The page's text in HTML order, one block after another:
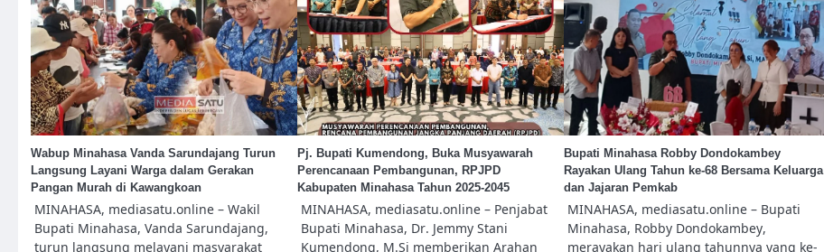
Wabup Minahasa Vanda Sarundajang Turun
Langsung Layani Warga dalam Gerakan
Pangan Murah di Kawangkoan
MINAHASA, mediasatu.online – Wakil
Bupati Minahasa, Vanda Sarundajang,
turun langsung melayani masyarakat
Pj. Bupati Kumendong, Buka Musyawarah
Perencanaan Pembangunan, RPJPD
Kabupaten Minahasa Tahun 2025-2045
MINAHASA, mediasatu.online – Penjabat
Bupati Minahasa, Dr. Jemmy Stani
Kumendong, M.Si memberikan Arahan
Bupati Minahasa Robby Dondokambey
Rayakan Ulang Tahun ke-68 Bersama Keluarga
dan Jajaran Pemkab
MINAHASA, mediasatu.online – Bupati
Minahasa, Robby Dondokambey,
merayakan hari ulang tahunnya yang ke-